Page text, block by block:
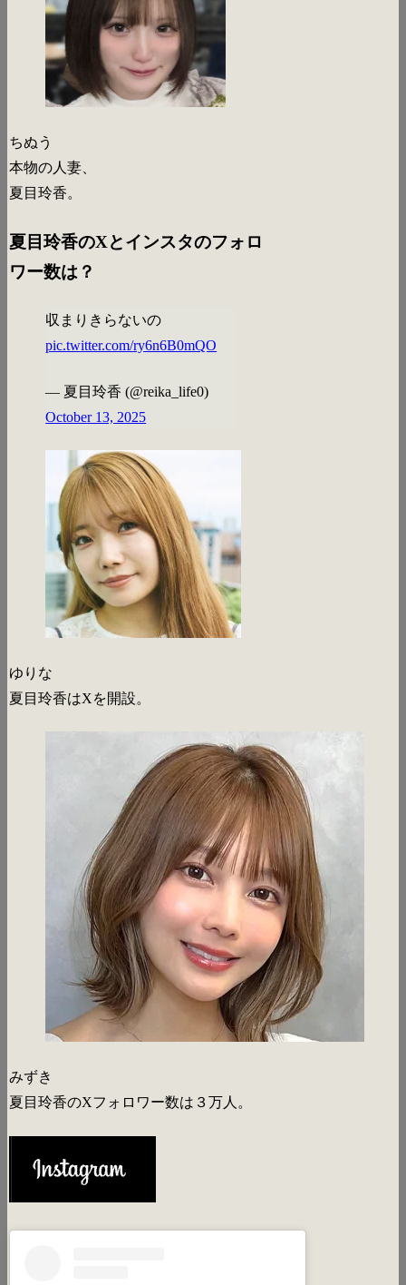
ちぬう
本物の人妻、
夏目玲香。
夏目玲香のXとインスタのフォロ
ワー数は？
収まりきらないの
pic.twitter.com/ry6n6B0mQO
— 夏目玲香 (@reika_life0)
October 13, 2025
ゆりな
夏目玲香はXを開設。
みずき
夏目玲香のXフォロワー数は３万人。